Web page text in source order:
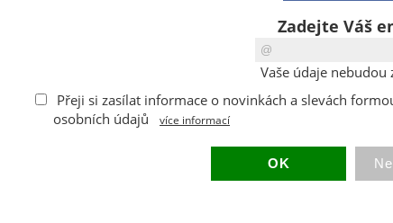
Váš dotaz poslat známému
Zadejte Váš
Vaše údaje nebudou
Přeji si zasílat informace o novinkách a slevách
osobních údajů
více informací